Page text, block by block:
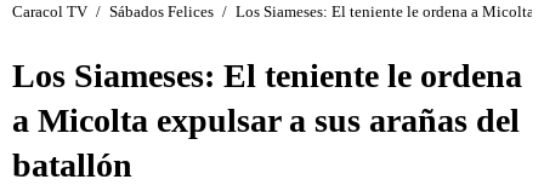
Caracol TV / Sábados Felices / Los Siameses: El teniente le ordena a Micolta
Los Siameses: El teniente le ordena
a Micolta expulsar a sus arañas del
batallón